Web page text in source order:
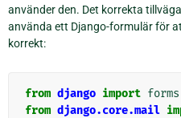
använder den. Det korrekta
använda ett Django-formulär för
korrekt:
from django import forms
from django.core.mail